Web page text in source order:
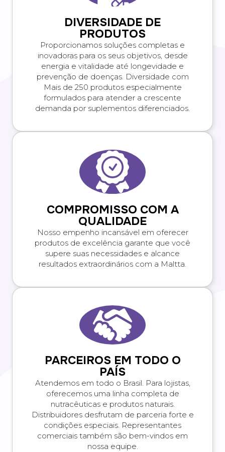
DIVERSIDADE DE
PRODUTOS
Proporcionamos soluções completas e
inovadoras para os seus objetivos, desde
energia e vitalidade até longevidade e
prevenção de doenças. Diversidade com
Mais de 250 produtos especialmente
formulados para atender a crescente
demanda por suplementos diferenciados.
COMPROMISSO COM A
QUALIDADE
Nosso empenho incansável em oferecer
produtos de excelência garante que você
supere suas necessidades e alcance
resultados extraordinários com a Maltta.
PARCEIROS EM TODO O
PAÍS
Atendemos em todo o Brasil. Para lojistas,
oferecemos uma linha completa de
nutracêuticas e produtos naturais.
Distribuidores desfrutam de parceria forte e
condições especiais. Representantes
comerciais também são bem-vindos em
nossa equipe.